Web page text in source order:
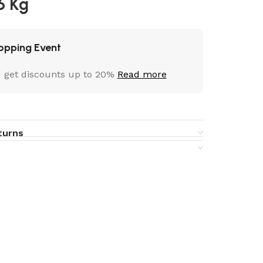
Kg
Event
get discounts up to 20% Read more